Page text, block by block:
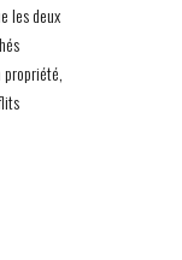
les deux